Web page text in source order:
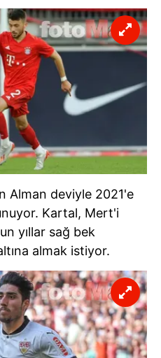
Alman deviyle 2021'e
Kartal, Mert'i
yıllar sağ bek
almak istiyor.